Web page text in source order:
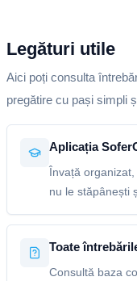
Legături utile
Aici poți consulta
pregătire cu pași simpli
Aplicația
Învață
nu le stăpânești
Toate
Consultă baza